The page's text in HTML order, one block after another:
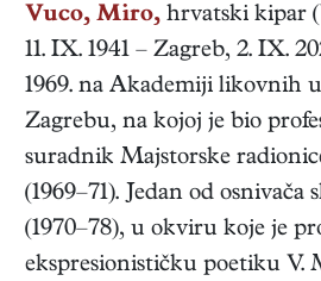
Vuco, Miro, hrvatski kipar (
11. IX. 1941 – Zagreb, 2. IX.
1969. na Akademiji likovnih
Zagrebu, na kojoj je bio
suradnik Majstorske
(1969–71). Jedan od osnivača
(1970–78), u okviru koje je
ekspresionističku poetiku V.